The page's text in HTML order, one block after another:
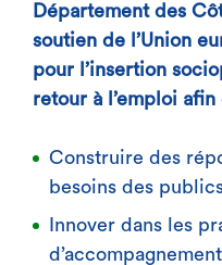
Département des
soutien de l’Union
pour l’insertion
retour à l’emploi afin
Construire des
besoins des
Innover dans les